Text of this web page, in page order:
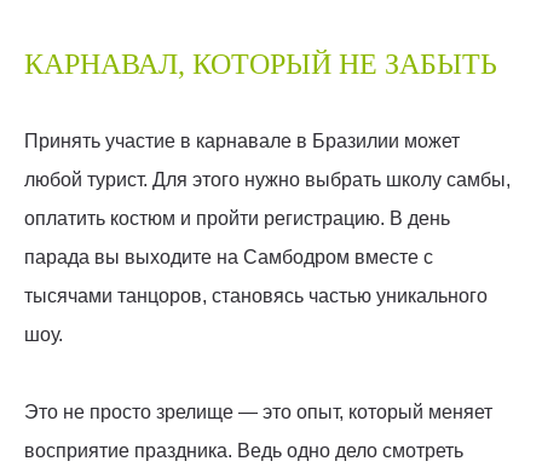
КАРНАВАЛ, КОТОРЫЙ НЕ ЗАБЫТЬ
Принять участие в карнавале в Бразилии может
любой турист. Для этого нужно выбрать школу самбы,
оплатить костюм и пройти регистрацию. В день
парада вы выходите на Самбодром вместе с
тысячами танцоров, становясь частью уникального
шоу.
Это не просто зрелище — это опыт, который меняет
восприятие праздника. Ведь одно дело смотреть